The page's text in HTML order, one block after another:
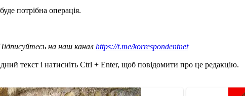
потрібна операція.
на наш канал https://t.me/korrespondentnet
текст і натисніть Ctrl + Enter, щоб повідомити про це редакцію.